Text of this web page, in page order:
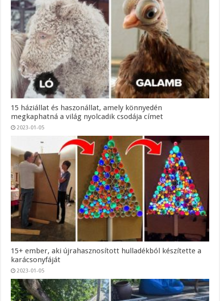
15 háziállat és haszonállat, amely könnyedén
megkaphatná a világ nyolcadik csodája címet
2023-01-05
15+ ember, aki újrahasznosított hulladékból készítette a
karácsonyfáját
2023-01-05